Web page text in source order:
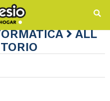
ALL